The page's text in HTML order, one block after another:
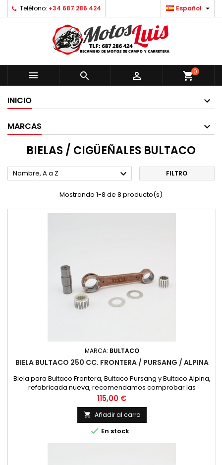
Teléfono: +34 687 286 424 Español 
   shopping_cart0
INICIO
MARCAS
BIELAS / CIGÜEÑALES BULTACO
Nombre, A a Z  FILTRO
Mostrando 1-8 de 8 producto(s)
MARCA: BULTACO
BIELA BULTACO 250 CC. FRONTERA / PURSANG / ALPINA
Biela para Bultaco Frontera, Bultaco Pursang y Bultaco Alpina,
refabricada nueva, recomendamos comprobar las
siguientes dimensiones con la biela existente. Diametro
superior 20 mm. Diametro interior 26 mm. Distancia entre
centros 116 mm. Bulon de 18 mm. de diametro en sus
extremos, 20 en el centro y 55 mm. de longitud. Anchura
Inferior 16 mm. Jaula...
Precio
115,00 €
 Añadir al carro
 En stock